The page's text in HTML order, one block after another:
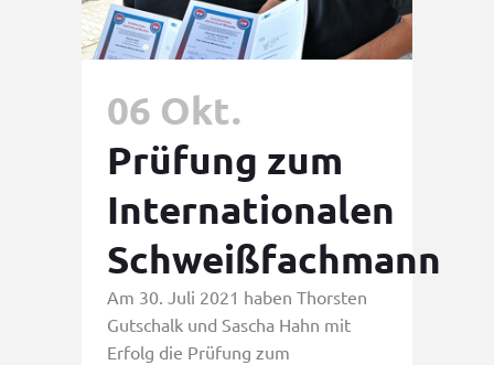
06 Okt.
Prüfung zum
Internationalen
Schweißfachmann
Am 30. Juli 2021 haben Thorsten
Gutschalk und Sascha Hahn mit
Erfolg die Prüfung zum